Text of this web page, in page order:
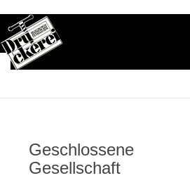
Geschlossene
Gesellschaft